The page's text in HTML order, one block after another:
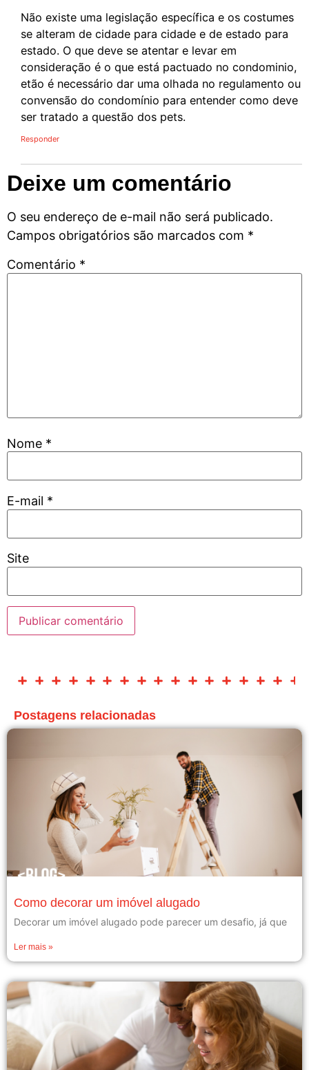
Não existe uma legislação específica e os costumes
se alteram de cidade para cidade e de estado para
estado. O que deve se atentar e levar em
consideração é o que está pactuado no condominio,
etão é necessário dar uma olhada no regulamento ou
convensão do condomínio para entender como deve
ser tratado a questão dos pets.
Responder
Deixe um comentário
O seu endereço de e-mail não será publicado.
Campos obrigatórios são marcados com *
Comentário *
Nome *
E-mail *
Site
Postagens relacionadas
Como decorar um imóvel alugado
Decorar um imóvel alugado pode parecer um desafio, já que
Ler mais »